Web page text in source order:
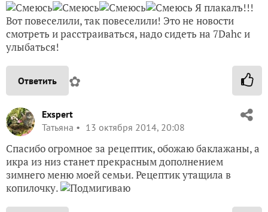
Я плакалъ!!!
Вот повеселили, так повеселили! Это не новости
смотреть и расстраиваться, надо сидеть на 7Dahc и
улыбаться!
Ответить ✿
Exspert
Татьяна
13 октября 2014, 20:08
Спасибо огромное за рецептик, обожаю баклажаны, а
икра из низ станет прекрасным дополнением
зимнего меню моей семьи. Рецептик утащила в
копилочку.